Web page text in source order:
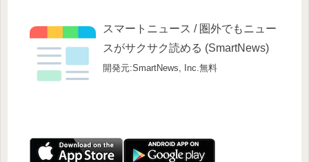
スマートニュース / 圏外でもニュー
スがサクサク読める (SmartNews)
開発元:SmartNews, Inc. 無料